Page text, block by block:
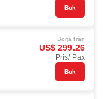
Bok
Börja från
US$ 299.26
Pris/ Pax
Bok